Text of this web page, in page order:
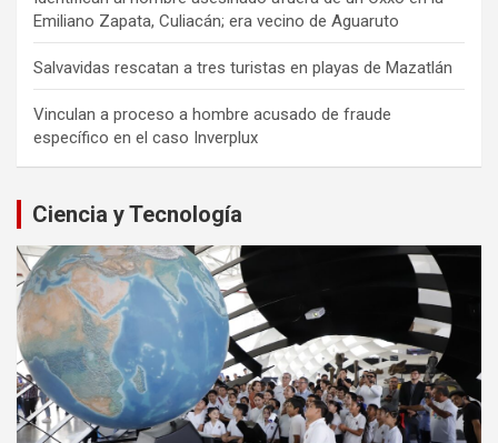
Emiliano Zapata, Culiacán; era vecino de Aguaruto
Salvavidas rescatan a tres turistas en playas de Mazatlán
Vinculan a proceso a hombre acusado de fraude
específico en el caso Inverplux
Ciencia y Tecnología